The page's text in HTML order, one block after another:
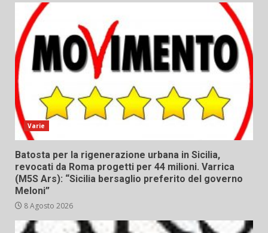
Varie
Batosta per la rigenerazione urbana in Sicilia,
revocati da Roma progetti per 44 milioni. Varrica
(M5S Ars): “Sicilia bersaglio preferito del governo
Meloni”
8 Agosto 2026